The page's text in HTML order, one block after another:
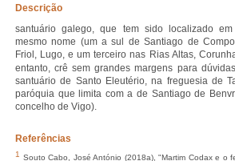
Descrição
santuário galego, que tem sido localizado
mesmo nome (um a sul de Santiago de
Friol, Lugo, e um terceiro nas Rias Altas,
entanto, crê sem grandes margens para
santuário de Santo Eleutério, na freguesia de
paróquia que limita com a de Santiago de
concelho de Vigo).
Referências
1 Souto Cabo, José António (2018a), "Martim Codax e o